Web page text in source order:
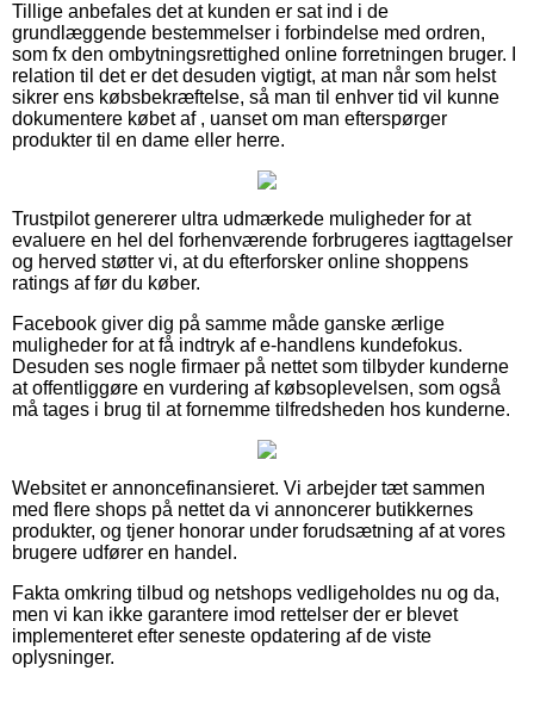
Tillige anbefales det at kunden er sat ind i de
grundlæggende bestemmelser i forbindelse med ordren,
som fx den ombytningsrettighed online forretningen bruger. I
relation til det er det desuden vigtigt, at man når som helst
sikrer ens købsbekræftelse, så man til enhver tid vil kunne
dokumentere købet af , uanset om man efterspørger
produkter til en dame eller herre.
Trustpilot genererer ultra udmærkede muligheder for at
evaluere en hel del forhenværende forbrugeres iagttagelser
og herved støtter vi, at du efterforsker online shoppens
ratings af før du køber.
Facebook giver dig på samme måde ganske ærlige
muligheder for at få indtryk af e-handlens kundefokus.
Desuden ses nogle firmaer på nettet som tilbyder kunderne
at offentliggøre en vurdering af købsoplevelsen, som også
må tages i brug til at fornemme tilfredsheden hos kunderne.
Websitet er annoncefinansieret. Vi arbejder tæt sammen
med flere shops på nettet da vi annoncerer butikkernes
produkter, og tjener honorar under forudsætning af at vores
brugere udfører en handel.
Fakta omkring tilbud og netshops vedligeholdes nu og da,
men vi kan ikke garantere imod rettelser der er blevet
implementeret efter seneste opdatering af de viste
oplysninger.